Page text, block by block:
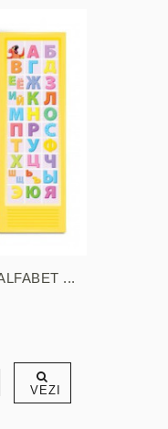
...
VEZI